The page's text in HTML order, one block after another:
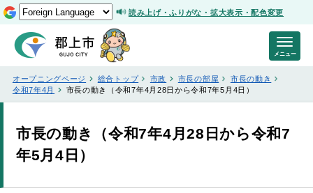
読み上げ・ふりがな・拡大表示・配色変更
オープニングページ 総合トップ 市政 市長の部屋
市長の動き
令和7年4月
市長の動き（令和7年4月28日から令和7年5月4日）
市長の動き（令和7年4月28日から令和7
年5月4日）
メニュー